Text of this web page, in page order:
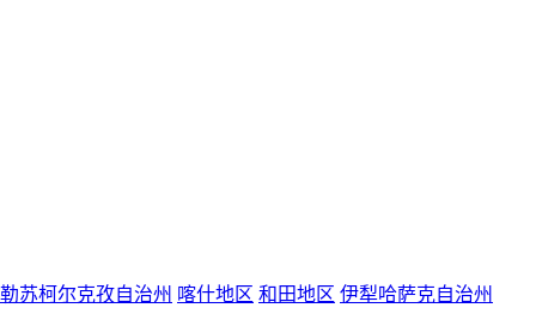
苏柯尔克孜自治州 喀什地区 和田地区 伊犁哈萨克自治州